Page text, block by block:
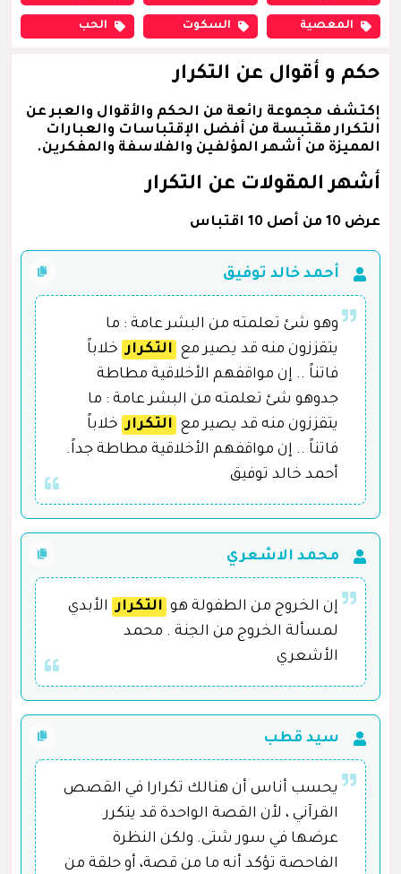
المعصية السكوت الحب
حكم و أقوال عن التكرار
إكتشف مجموعة رائعة من الحكم والأقوال والعبر عن
التكرار مقتبسة من أفضل الإقتباسات والعبارات
المميزة من أشهر المؤلفين والفلاسفة والمفكرين.
أشهر المقولات عن التكرار
عرض 10 من أصل 10 اقتباس
أحمد خالد توفيق
وهو شئ تعلمته من البشر عامة : ما
يتقززون منه قد يصير مع
التكرار خلاباً
فاتناً .. إن مواقفهم الأخلاقية مطاطة
جدوهو شئ تعلمته من البشر عامة : ما
يتقززون منه قد يصير مع
التكرار خلاباً
فاتناً .. إن مواقفهم الأخلاقية مطاطة جداً.
أحمد خالد توفيق
محمد الاشعري
إن الخروج من الطفولة هو التكرار الأبدي
لمسألة الخروج من الجنة . محمد
الأشعري
سيد قطب
يحسب أناس أن هنالك تكرارا في القصص
القرآني ، لأن القصة الواحدة قد يتكرر
عرضها في سور شتى. ولكن النظرة
الفاحصة تؤكد أنه ما من قصة، أو حلقة من